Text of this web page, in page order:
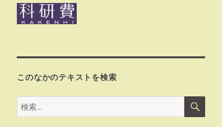
このなかのテキストを検索
検
索:
検